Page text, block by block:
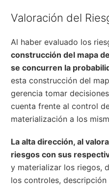
Valoración del
Al haber evaluado los
construcción del mapa
se concurren la
esta construcción del
gerencia tomar
cuenta frente al control
materialización a los
La alta dirección, al
riesgos con sus
y materializar los riegos,
los controles,